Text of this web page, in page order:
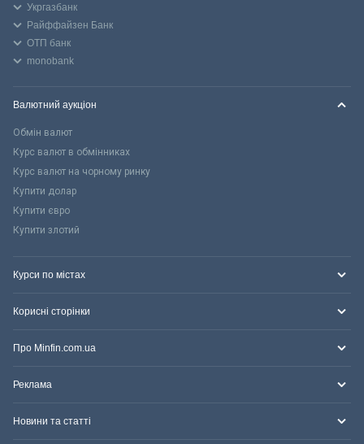
Укргазбанк
Райффайзен Банк
ОТП банк
monobank
Валютний аукціон
Обмін валют
Курс валют в обмінниках
Курс валют на чорному ринку
Купити долар
Купити євро
Купити злотий
Курси по містах
Корисні сторінки
Про Minfin.com.ua
Реклама
Новини та статті